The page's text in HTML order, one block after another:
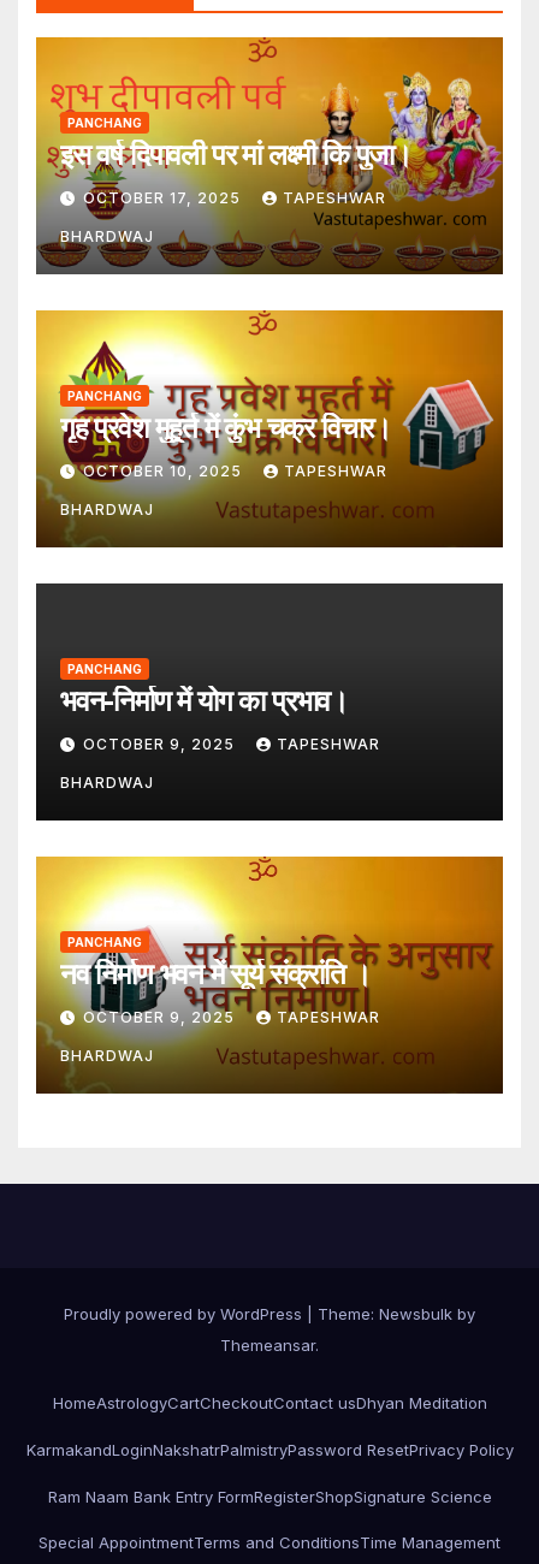
PANCHANG
इस वर्ष दिपावली पर मां लक्ष्मी कि पुजा।
OCTOBER 17, 2025 TAPESHWAR
BHARDWAJ
PANCHANG
गृह प्रवेश मुहूर्त में कुंभ चक्र विचार।
OCTOBER 10, 2025 TAPESHWAR
BHARDWAJ
PANCHANG
भवन-निर्माण में योग का प्रभाव।
OCTOBER 9, 2025 TAPESHWAR
BHARDWAJ
PANCHANG
नव निर्माण भवन में सूर्य संक्रांति ।
OCTOBER 9, 2025 TAPESHWAR
BHARDWAJ
Proudly powered by WordPress Theme: Newsbulk by
Themeansar.
HomeAstrologyCartCheckoutContact usDhyan Meditation
KarmakandLoginNakshatrPalmistryPassword ResetPrivacy Policy
Ram Naam Bank Entry FormRegisterShopSignature Science
Special AppointmentTerms and ConditionsTime Management